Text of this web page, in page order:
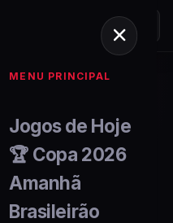
MENU PRINCIPAL
Jogos de Hoje
🏆 Copa 2026
Amanhã
Brasileirão
K
2026
do Mundo